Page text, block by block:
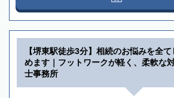
【堺東駅徒歩3分】相続のお悩みを全
めます｜フットワークが軽く、柔軟な
士事務所